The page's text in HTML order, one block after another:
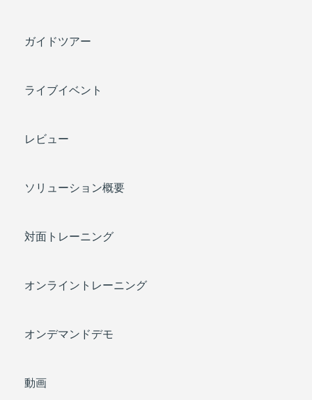
ガイドツアー
ライブイベント
レビュー
ソリューション概要
対面トレーニング
オンライントレーニング
オンデマンドデモ
動画